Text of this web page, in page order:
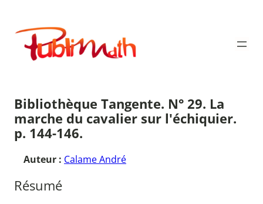
contenu
Publimath
Bibliothèque Tangente. N° 29. La
marche du cavalier sur l'échiquier.
p. 144-146.
Auteur : Calame André
Résumé